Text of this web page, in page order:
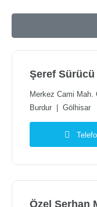
Şeref
Merkez Cami Mah.
Burdur
Gölhisar